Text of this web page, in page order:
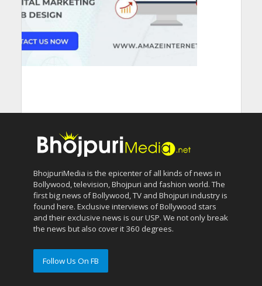
BhojpuriMedia is the epicenter of all kinds of news in
Bollywood, television, Bhojpuri and fashion world. The
first big news of Bollywood, TV and Bhojpuri industry is
found here. Exclusive interviews of Bollywood stars
and their exclusive news is our USP. We not only break
the news but also cover it 360 degrees.
Follow Us On FB